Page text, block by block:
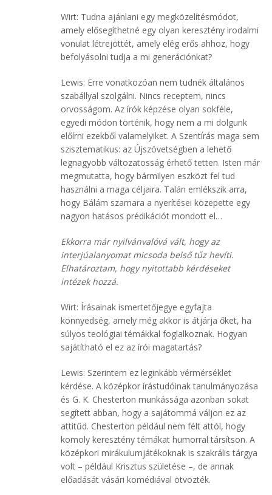
Wirt: Tudna ajánlani egy megközelítésmódot,
amely elősegíthetné egy olyan keresztény irodalmi
vonulat létrejöttét, amely elég erős ahhoz, hogy
befolyásolni tudja a mi generációnkat?
Lewis: Erre vonatkozóan nem tudnék általános
szabállyal szolgálni. Nincs receptem, nincs
orvosságom. Az írók képzése olyan sokféle,
egyedi módon történik, hogy nem a mi dolgunk
előírni ezekből valamelyiket. A Szentírás maga sem
szisztematikus: az Újszövetségben a lehető
legnagyobb változatosság érhető tetten. Isten már
megmutatta, hogy bármilyen eszközt fel tud
használni a maga céljaira. Talán emlékszik arra,
hogy Bálám szamara a nyerítései közepette egy
nagyon hatásos prédikációt mondott el…
Ekkorra már nyilvánvalóvá vált, hogy az
interjúalanyomat micsoda belső tűz hevíti.
Elhatároztam, hogy nyitottabb kérdéseket
intézek hozzá.
Wirt: Írásainak ismertetőjegye egyfajta
könnyedség, amely még akkor is átjárja őket, ha
súlyos teológiai témákkal foglalkoznak. Hogyan
sajátítható el ez az írói magatartás?
Lewis: Szerintem ez leginkább vérmérséklet
kérdése. A középkor írástudóinak tanulmányozása
és G. K. Chesterton munkássága azonban sokat
segített abban, hogy a sajátommá váljon ez az
attitűd. Chesterton például nem félt attól, hogy
komoly keresztény témákat humorral társítson. A
középkori mirákulumjátékoknak is szakrális tárgya
volt – például Krisztus születése –, de annak
előadását vásári komédiával ötvözték.